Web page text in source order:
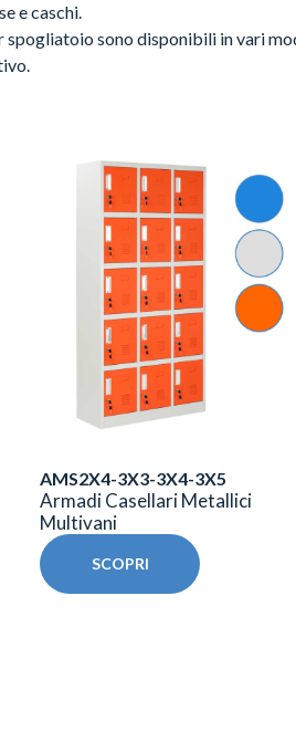
e caschi.
sono disponibili in vari
AMS2X4-3X3-3X4-3X5
Armadi Casellari Metallici
Multivani
SCOPRI